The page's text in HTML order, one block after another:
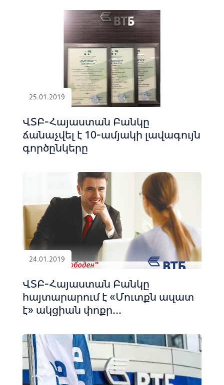
25.01.2019
ՎՏԲ-Հայաստան Բանկը
ճանաչվել է 10-ամյակի լավագույն
գործընկերը
24.01.2019
ՎՏԲ-Հայաստան Բանկը
հայտարարում է «Մուտքն ազատ
է» ակցիան փոքր...